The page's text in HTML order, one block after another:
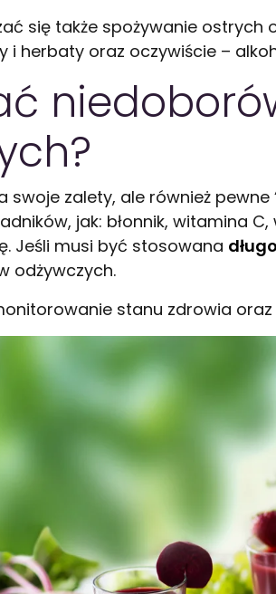
się także spożywanie
i herbaty oraz oczywiście –
swoje zalety, ale również
jak: błonnik, witamina
Jeśli musi być stosowana
odżywczych.
stanu zdrowia